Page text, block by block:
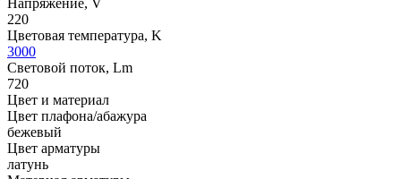
220
Цветовая температура, K
3000
Световой поток, Lm
720
Цвет и материал
Цвет плафона/абажура
бежевый
Цвет арматуры
латунь